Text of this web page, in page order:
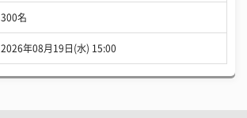
300名
2026年08月19日(水) 15:00